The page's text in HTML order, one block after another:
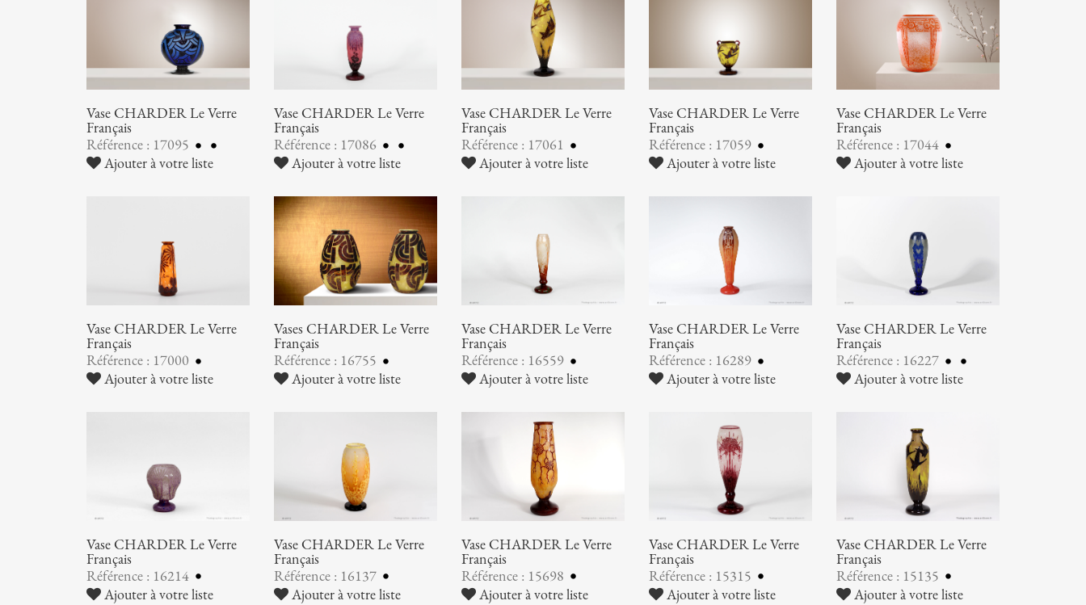
Vase CHARDER Le Verre
Français
Référence : 17095
Ajouter à votre liste
Vase CHARDER Le Verre
Français
Référence : 17086
Ajouter à votre liste
Vase CHARDER Le Verre
Français
Référence : 17061
Ajouter à votre liste
Vase CHARDER Le Verre
Français
Référence : 17059
Ajouter à votre liste
Vase CHARDER Le Verre
Français
Référence : 17044
Ajouter à votre liste
Vase CHARDER Le Verre
Français
Référence : 17000
Ajouter à votre liste
Vases CHARDER Le Verre
Français
Référence : 16755
Ajouter à votre liste
Vase CHARDER Le Verre
Français
Référence : 16559
Ajouter à votre liste
Vase CHARDER Le Verre
Français
Référence : 16289
Ajouter à votre liste
Vase CHARDER Le Verre
Français
Référence : 16227
Ajouter à votre liste
Vase CHARDER Le Verre
Français
Référence : 16214
Ajouter à votre liste
Vase CHARDER Le Verre
Français
Référence : 16137
Ajouter à votre liste
Vase CHARDER Le Verre
Français
Référence : 15698
Ajouter à votre liste
Vase CHARDER Le Verre
Français
Référence : 15315
Ajouter à votre liste
Vase CHARDER Le Verre
Français
Référence : 15135
Ajouter à votre liste